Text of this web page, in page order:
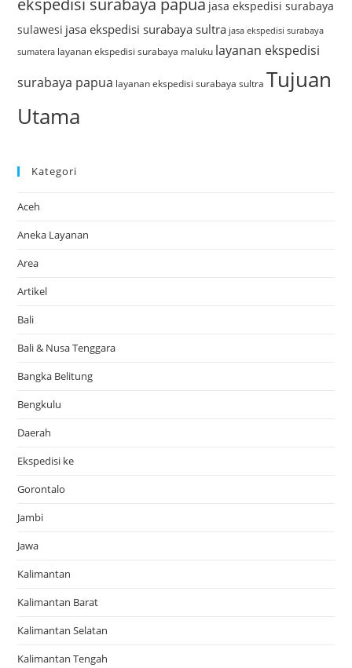
jasa ekspedisi surabaya
sulawesi jasa ekspedisi surabaya sultra jasa ekspedisi surabaya
sumatera layanan ekspedisi surabaya maluku layanan ekspedisi
surabaya papua layanan ekspedisi surabaya sultra Tujuan
Utama
Kategori
Aceh
Aneka Layanan
Area
Artikel
Bali
Bali & Nusa Tenggara
Bangka Belitung
Bengkulu
Daerah
Ekspedisi ke
Gorontalo
Jambi
Jawa
Kalimantan
Kalimantan Barat
Kalimantan Selatan
Kalimantan Tengah